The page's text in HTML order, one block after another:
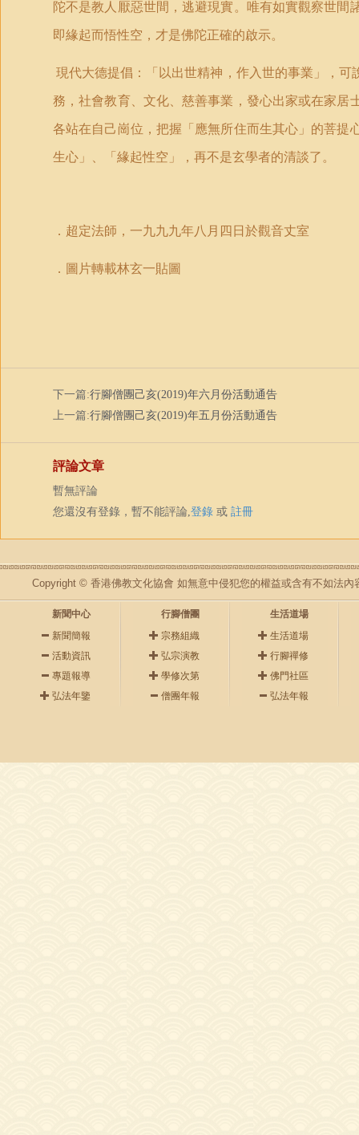
陀不是教人厭惡世間，逃避現實。唯有如實觀察世
即緣起而悟性空，才是佛陀正確的啟示。
現代大德提倡：「以出世精神，作入世的事業」，
務，社會教育、文化、慈善事業，發心出家或在家
各站在自己崗位，把握「應無所住而生其心」的菩
生心」、「緣起性空」，再不是玄學者的清談了。
．超定法師，一九九九年八月四日於觀音丈室
．圖片轉載林玄一貼圖
下一篇:行腳僧團己亥(2019)年六月份活動通告
上一篇:行腳僧團己亥(2019)年五月份活動通告
評論文章
暫無評論
您還沒有登錄，暫不能評論,登錄 或 註冊
Copyright © 香港佛教文化協會 如無意中侵犯您的權益或含有不如法內
新聞中心
新聞簡報
活動資訊
專題報導
弘法年鑒
行腳僧團
宗務組織
弘宗演教
學修次第
僧團年報
生活道場
生活道場
行腳禪修
佛門社區
弘法年報